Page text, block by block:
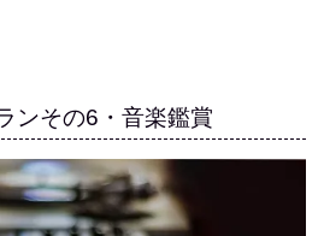
ンその6・音楽鑑賞